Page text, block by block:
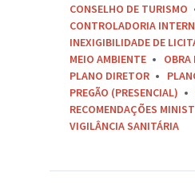
CONSELHO DE TURISMO
CONTROLADORIA
INEXIGIBILIDADE DE
MEIO AMBIENTE
OBRA
PLANO DIRETOR
PREGÃO (PRESENCIAL)
RECOMENDAÇÕES
VIGILÂNCIA SANITÁRIA